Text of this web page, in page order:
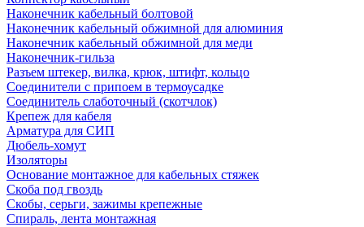
Наконечник кабельный болтовой
Наконечник кабельный обжимной для алюминия
Наконечник кабельный обжимной для меди
Наконечник-гильза
Разъем штекер, вилка, крюк, штифт, кольцо
Соединители с припоем в термоусадке
Соединитель слаботочный (скотчлок)
Крепеж для кабеля
Арматура для СИП
Дюбель-хомут
Изоляторы
Основание монтажное для кабельных стяжек
Скоба под гвоздь
Скобы, серьги, зажимы крепежные
Спираль, лента монтажная